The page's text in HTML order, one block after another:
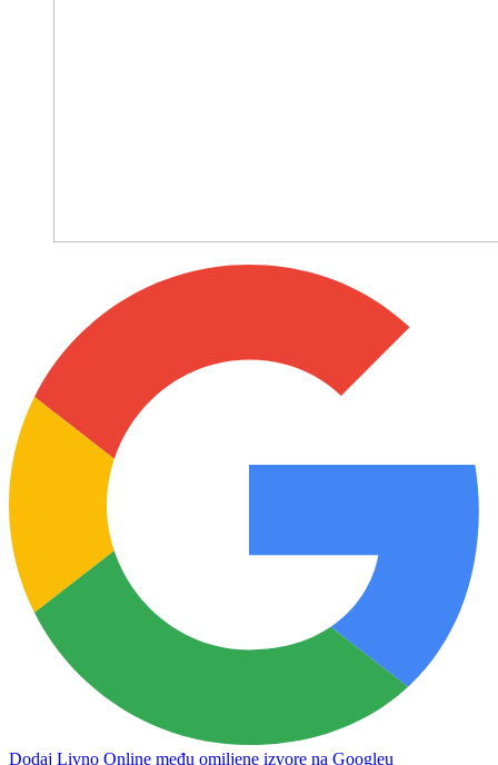
Dodaj Livno Online među omiljene izvore na Googleu